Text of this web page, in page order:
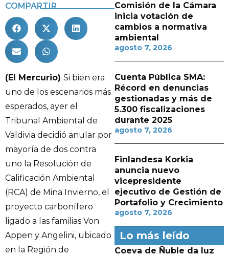
COMPARTIR
(El Mercurio) Si bien era
uno de los escenarios más
esperados, ayer el
Tribunal Ambiental de
Valdivia decidió anular por
mayoría de dos contra
uno la Resolución de
Calificación Ambiental
(RCA) de Mina Invierno, el
proyecto carbonífero
ligado a las familias Von
Appen y Angelini, ubicado
en la Región de
Comisión de la Cámara
inicia votación de
cambios a normativa
ambiental
agosto 7, 2026
Cuenta Pública SMA:
Récord en denuncias
gestionadas y más de
5.300 fiscalizaciones
durante 2025
agosto 7, 2026
Finlandesa Korkia
anuncia nuevo
vicepresidente
ejecutivo de Gestión de
Portafolio y Crecimiento
agosto 7, 2026
Lo más leído
Coeva de Ñuble da luz